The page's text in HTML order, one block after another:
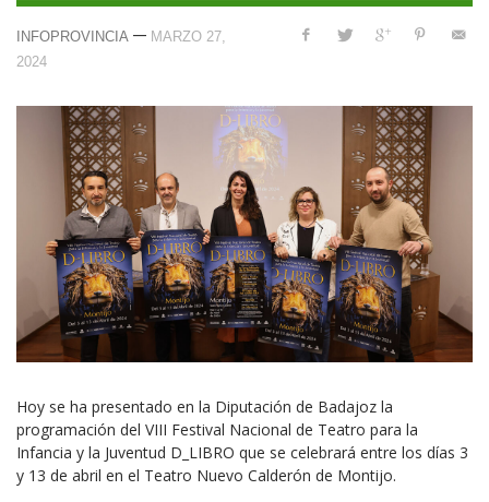
INFOPROVINCIA — MARZO 27,
2024
Hoy se ha presentado en la Diputación de Badajoz la
programación del VIII Festival Nacional de Teatro para la
Infancia y la Juventud D_LIBRO que se celebrará entre los días 3
y 13 de abril en el Teatro Nuevo Calderón de Montijo.